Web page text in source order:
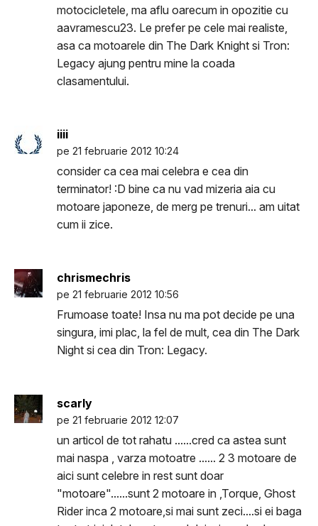
motocicletele, ma aflu oarecum in opozitie cu
aavramescu23. Le prefer pe cele mai realiste,
asa ca motoarele din The Dark Knight si Tron:
Legacy ajung pentru mine la coada
clasamentului.
iiii
pe 21 februarie 2012 10:24
consider ca cea mai celebra e cea din
terminator! :D bine ca nu vad mizeria aia cu
motoare japoneze, de merg pe trenuri... am uitat
cum ii zice.
chrismechris
pe 21 februarie 2012 10:56
Frumoase toate! Insa nu ma pot decide pe una
singura, imi plac, la fel de mult, cea din The Dark
Night si cea din Tron: Legacy.
scarly
pe 21 februarie 2012 12:07
un articol de tot rahatu ......cred ca astea sunt
mai naspa , varza motoatre ...... 2 3 motoare de
aici sunt celebre in rest sunt doar
"motoare"......sunt 2 motoare in ,Torque, Ghost
Rider inca 2 motoare,si mai sunt zeci....si ei baga